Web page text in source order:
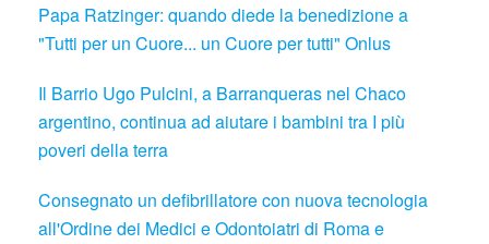
Papa Ratzinger: quando diede la benedizione a
"Tutti per un Cuore... un Cuore per tutti" Onlus
Il Barrio Ugo Pulcini, a Barranqueras nel Chaco
argentino, continua ad aiutare i bambini tra I più
poveri della terra
Consegnato un defibrillatore con nuova tecnologia
all'Ordine dei Medici e Odontoiatri di Roma e